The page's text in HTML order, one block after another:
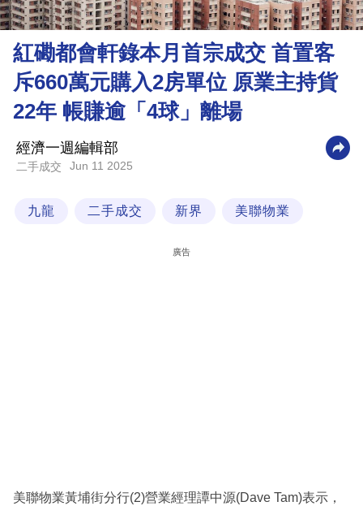
理
財
商
業
科
技
場
紅磡都會軒錄本月首宗成交 首置客
斥660萬元購入2房單位 原業主持貨
22年 帳賺逾「4球」離場
經濟一週編輯部
二手成交 Jun 11 2025
九龍 二手成交 新界 美聯物業
廣告
美聯物業黃埔街分行(2)營業經理譚中源(Dave Tam)表示，